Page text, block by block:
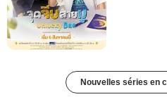
Nouvelles séries en